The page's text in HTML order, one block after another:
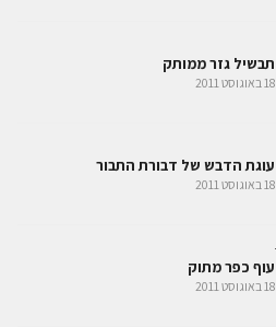
תבשיל גזר ממותק
18 באוגוסט 2011
עוגת הדבש של דבורת התבור
18 באוגוסט 2011
עוף כפר מתוק
18 באוגוסט 2011